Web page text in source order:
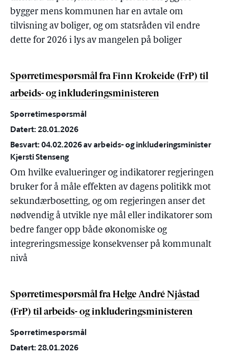
bygger mens kommunen har en avtale om
tilvisning av boliger, og om statsråden vil endre
dette for 2026 i lys av mangelen på boliger
Spørretimespørsmål fra Finn Krokeide (FrP) til
arbeids- og inkluderingsministeren
Spørretimespørsmål
Datert: 28.01.2026
Besvart: 04.02.2026 av arbeids- og inkluderingsminister
Kjersti Stenseng
Om hvilke evalueringer og indikatorer regjeringen
bruker for å måle effekten av dagens politikk mot
sekundærbosetting, og om regjeringen anser det
nødvendig å utvikle nye mål eller indikatorer som
bedre fanger opp både økonomiske og
integreringsmessige konsekvenser på kommunalt
nivå
Spørretimespørsmål fra Helge André Njåstad
(FrP) til arbeids- og inkluderingsministeren
Spørretimespørsmål
Datert: 28.01.2026